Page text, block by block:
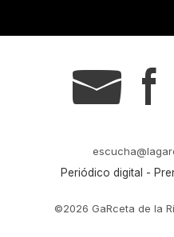
g s
Periódico digital -
©2026 GaRceta de la